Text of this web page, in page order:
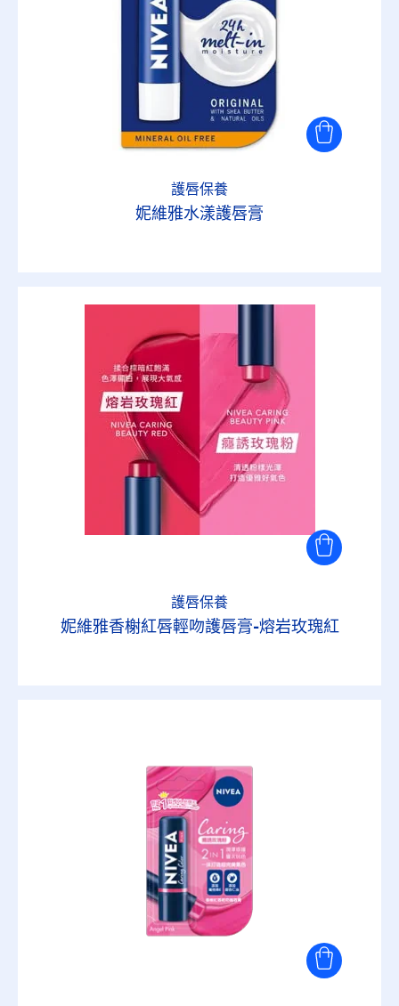
護唇保養
妮維雅水漾護唇膏
護唇保養
妮維雅香榭紅唇輕吻護唇膏-熔岩玫瑰紅